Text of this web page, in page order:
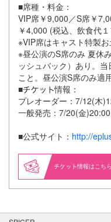
■席種・料金：
VIP席￥9,000／S席￥
￥4,000 (税込、飲食代
※VIP席はキャスト特製お
※昼公演のS席のみ 夏休
ッシュバック）あり。
こと。昼公演S席のみ適用
■
情報：
プレオーダー：7/12(木
一般発売：7/20(金)20:00
■公式サイト： http://
情報はこちら